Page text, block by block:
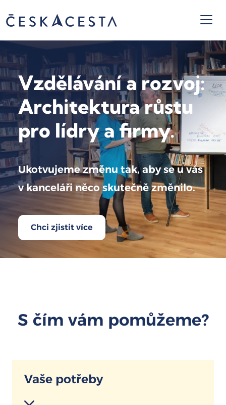
Vzdělávání a rozvoj:
Architektura růstu
pro lídry a firmy.
Ukotvujeme změnu tak, aby se u vás
v kanceláři něco skutečně změnilo.
Chci zjistit více
S čím vám pomůžeme?
Vaše potřeby